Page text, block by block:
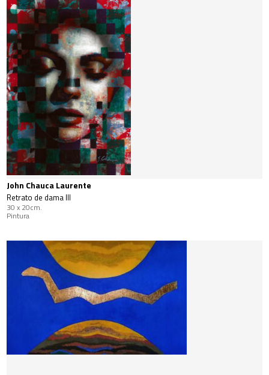
John Chauca Laurente
Retrato de dama III
30 x 20cm.
Pintura